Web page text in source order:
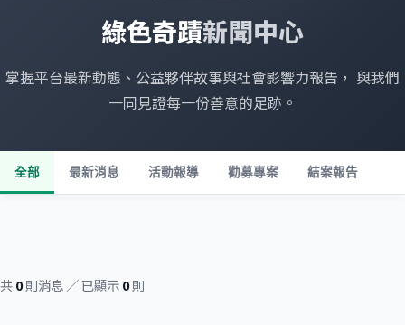
綠色奇蹟新聞中心
掌握平台最新動態、公益夥伴故事與社會影響力報告， 與我們
一同見證每一份善意的足跡。
全部 最新消息 活動報導 勸募專案 結案報告
共0則消息 ／ 已顯示0則